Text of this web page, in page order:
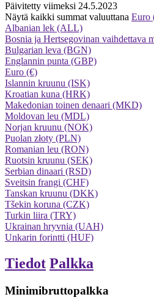
Päivitetty viimeksi 24.5.2023
Näytä kaikki summat valuuttana Euro
Albanian lek (ALL)
Bosnia ja Hertsegovinan vaihdettava
Bulgarian leva (BGN)
Englannin punta (GBP)
Euro (€)
Islannin kruunu (ISK)
Kroatian kuna (HRK)
Makedonian toinen denaari (MKD)
Moldovan leu (MDL)
Norjan kruunu (NOK)
Puolan złoty (PLN)
Romanian leu (RON)
Ruotsin kruunu (SEK)
Serbian dinaari (RSD)
Sveitsin frangi (CHF)
Tanskan kruunu (DKK)
Tšekin koruna (CZK)
Turkin liira (TRY)
Ukrainan hryvnia (UAH)
Unkarin forintti (HUF)
Tiedot Palkka
Minimibruttopalkka